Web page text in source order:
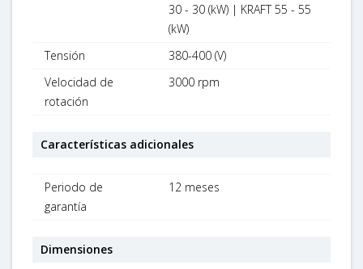
30 - 30 (kW) | KRAFT 55 - 55
(kW)
Tensión
380-400 (V)
Velocidad de
rotación
3000 rpm
Características adicionales
Periodo de
garantía
12 meses
Dimensiones